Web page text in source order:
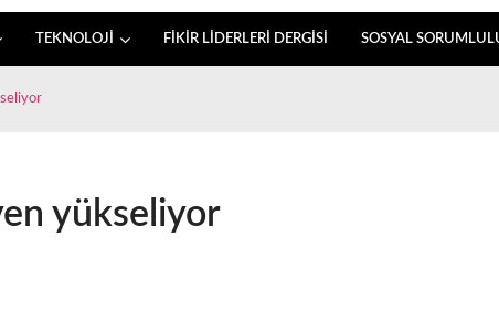
TEKNOLOJİ FİKİR LİDERLERİ DERGİSİ SOSYAL
yükseliyor